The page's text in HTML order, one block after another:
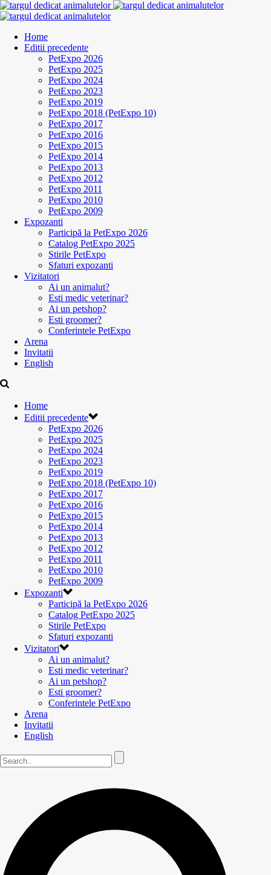
Home
Editii precedente
PetExpo 2026
PetExpo 2025
PetExpo 2024
PetExpo 2023
PetExpo 2019
PetExpo 2018 (PetExpo 10)
PetExpo 2017
PetExpo 2016
PetExpo 2015
PetExpo 2014
PetExpo 2013
PetExpo 2012
PetExpo 2011
PetExpo 2010
PetExpo 2009
Expozanti
Participă la PetExpo 2026
Catalog PetExpo 2025
Stirile PetExpo
Sfaturi expozanti
Vizitatori
Ai un animalut?
Esti medic veterinar?
Ai un petshop?
Esti groomer?
Conferintele PetExpo
Arena
Invitatii
English
Home
Editii precedente
PetExpo 2026
PetExpo 2025
PetExpo 2024
PetExpo 2023
PetExpo 2019
PetExpo 2018 (PetExpo 10)
PetExpo 2017
PetExpo 2016
PetExpo 2015
PetExpo 2014
PetExpo 2013
PetExpo 2012
PetExpo 2011
PetExpo 2010
PetExpo 2009
Expozanti
Participă la PetExpo 2026
Catalog PetExpo 2025
Stirile PetExpo
Sfaturi expozanti
Vizitatori
Ai un animalut?
Esti medic veterinar?
Ai un petshop?
Esti groomer?
Conferintele PetExpo
Arena
Invitatii
English